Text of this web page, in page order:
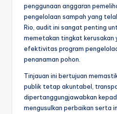
penggunaan anggaran
pengelolaan sampah yang
Rio, audit ini sangat penting
memetakan tingkat kerusakan
efektivitas program
penanaman pohon.
Tinjauan ini bertujuan
publik tetap akuntabel,
dipertanggungjawabkan
mengusulkan perbaikan serta